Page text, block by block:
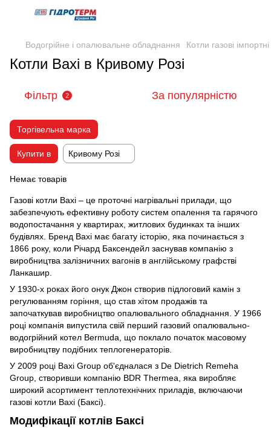
Водогрійне і опалювальне обладнання Котли газові імпортні
Котли Baxi в Кривому Розі
Фільтр 2 За популярністю
Торгівельна марка
Купити в Кривому Розі
Немає товарів
Газові котли Baxi – це проточні нагрівальні прилади, що
забезпечують ефективну роботу систем опалення та гарячого
водопостачання у квартирах, житлових будинках та інших
будівлях. Бренд Baxi має багату історію, яка починається з
1866 року, коли Річард Баксендейл заснував компанію з
виробництва залізничних вагонів в англійському графстві
Ланкашир.
У 1930-х роках його онук Джон створив підлоговий камін з
регулюванням горіння, що став хітом продажів та
започаткував виробництво опалювального обладнання. У 1966
році компанія випустила свій перший газовий опалювально-
водогрійний котел Bermuda, що поклало початок масовому
виробництву подібних теплогенераторів.
У 2009 році Baxi Group об'єдналася з De Dietrich Remeha
Group, створивши компанію BDR Thermea, яка виробляє
широкий асортимент теплотехнічних приладів, включаючи
газові котли Baxi (Баксі).
Модифікації котлів Баксі